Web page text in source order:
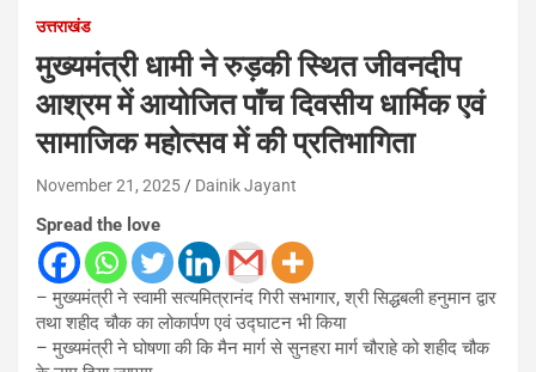
उत्तराखंड
मुख्यमंत्री धामी ने रुड़की स्थित जीवनदीप
आश्रम में आयोजित पाँच दिवसीय धार्मिक एवं
सामाजिक महोत्सव में की प्रतिभागिता
November 21, 2025 Dainik Jayant
Spread the love
– मुख्यमंत्री ने स्वामी सत्यमित्रानंद गिरी सभागार, श्री सिद्धबली हनुमान द्वार
तथा शहीद चौक का लोकार्पण एवं उद्घाटन भी किया
– मुख्यमंत्री ने घोषणा की कि मैन मार्ग से सुनहरा मार्ग चौराहे को शहीद चौक